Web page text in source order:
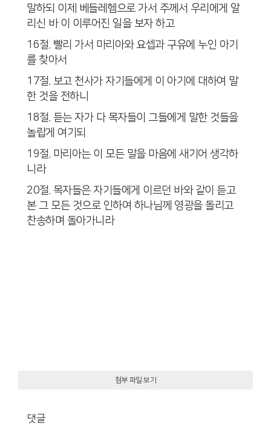
말하되 이제 베들레헴으로 가서 주께서 우리에게 알
리신 바 이 이루어진 일을 보자 하고
16절. 빨리 가서 마리아와 요셉과 구유에 누인 아기
를 찾아서
17절. 보고 천사가 자기들에게 이 아기에 대하여 말
한 것을 전하니
18절. 듣는 자가 다 목자들이 그들에게 말한 것들을
놀랍게 여기되
19절. 마리아는 이 모든 말을 마음에 새기어 생각하
니라
20절. 목자들은 자기들에게 이르던 바와 같이 듣고
본 그 모든 것으로 인하여 하나님께 영광을 돌리고
찬송하며 돌아가니라
첨부 파일 보기
댓글